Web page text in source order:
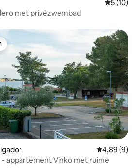
5 (10)
met privézwembad
Gemiddelde
4,89 (9)
appartement Vinko met ruime